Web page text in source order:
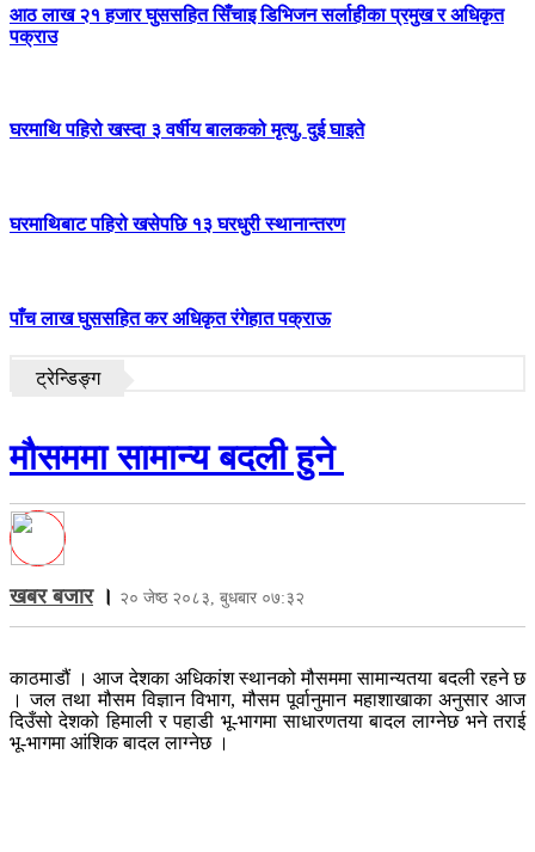
आठ लाख २१ हजार घुससहित सिँचाइ डिभिजन सर्लाहीका प्रमुख र अधिकृत
पक्राउ
घरमाथि पहिरो खस्दा ३ वर्षीय बालकको मृत्यु, दुई घाइते
घरमाथिबाट पहिरो खसेपछि १३ घरधुरी स्थानान्तरण
पाँच लाख घुससहित कर अधिकृत रंगेहात पक्राऊ
ट्रेन्डिङ्ग
मौसममा सामान्य बदली हुने
खबर बजार। २० जेष्ठ २०८३, बुधबार ०७:३२
काठमाडौं । आज देशका अधिकांश स्थानको मौसममा सामान्यतया बदली रहने छ
। जल तथा मौसम विज्ञान विभाग, मौसम पूर्वानुमान महाशाखाका अनुसार आज
दिउँसो देशको हिमाली र पहाडी भू-भागमा साधारणतया बादल लाग्नेछ भने तराई
भू-भागमा आंशिक बादल लाग्नेछ ।